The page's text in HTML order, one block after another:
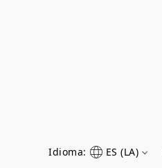
Idioma: ES (LA)